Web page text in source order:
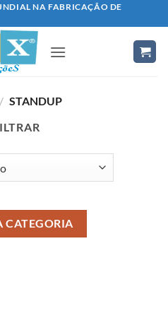
NA FABRICAÇÃO DE
/ STANDUP
CATEGORIA